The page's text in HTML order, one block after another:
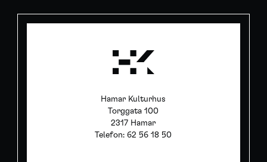
Hamar Kulturhus
Torggata 100
2317 Hamar
Telefon: 62 56 18 50